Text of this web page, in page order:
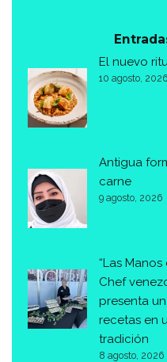
El nuevo
10 agosto, 2026
Antigua
carne
9 agosto, 2026
“Las
Chef
presenta
recetas en
tradición
8 agosto, 2026